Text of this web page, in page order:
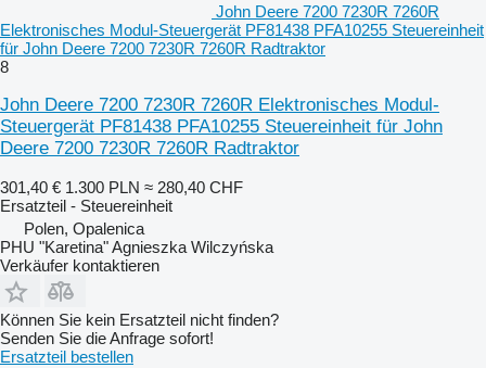
John Deere 7200 7230R 7260R
Elektronisches Modul-Steuergerät PF81438 PFA10255 Steuereinheit
für John Deere 7200 7230R 7260R Radtraktor
8
John Deere 7200 7230R 7260R Elektronisches Modul-
Steuergerät PF81438 PFA10255 Steuereinheit für John
Deere 7200 7230R 7260R Radtraktor
301,40 € 1.300 PLN ≈ 280,40 CHF
Ersatzteil - Steuereinheit
Polen, Opalenica
PHU "Karetina" Agnieszka Wilczyńska
Verkäufer kontaktieren
Können Sie kein Ersatzteil nicht finden?
Senden Sie die Anfrage sofort!
Ersatzteil bestellen